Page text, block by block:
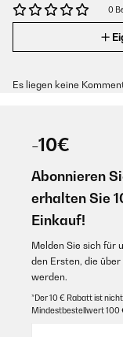
0
Es liegen keine
-10€
Abonnieren
erhalten Sie
Einkauf!
Melden Sie sich für
den Ersten, die
werden.
*Der 10 € Rabatt ist
Mindestbestellwert 100